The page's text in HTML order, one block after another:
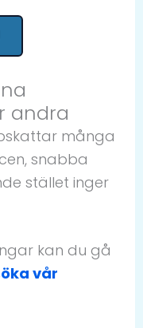
andra
många
snabba
stället inger
kan du gå
vår